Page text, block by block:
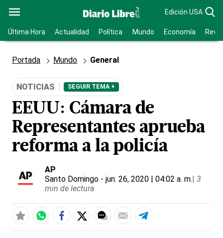
Edición USA
Última Hora Actualidad Política Mundo Economía
Portada Mundo General
NOTICIAS SEGUIR TEMA +
EEUU: Cámara de
Representantes aprueba
reforma a la policía
AP
Santo Domingo - jun. 26, 2020 | 04:02 a. m.| 3
min de lectura